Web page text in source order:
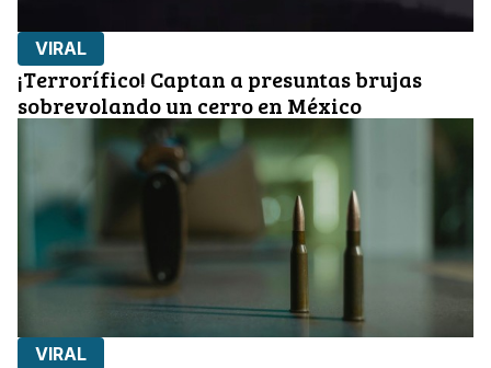
VIRAL
¡Terrorífico! Captan a presuntas brujas
sobrevolando un cerro en México
VIRAL